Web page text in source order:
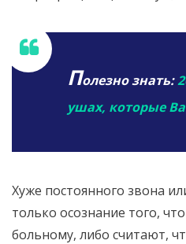
Полезно знать:
ушах, которые
Хуже постоянного звона
только осознание того,
больному, либо считают,